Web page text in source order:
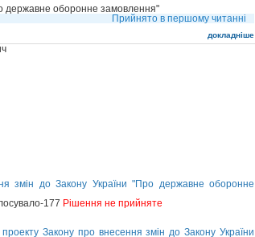
державне оборонне замовлення"
Прийнято в першому читанні
докладніше
змін до Закону України "Про державне оборонне
177 Рішення не прийняте
Закону про внесення змін до Закону України